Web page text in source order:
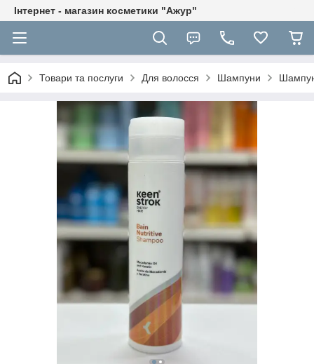
Інтернет - магазин косметики "Ажур"
Товари та послуги Для волосся Шампуни